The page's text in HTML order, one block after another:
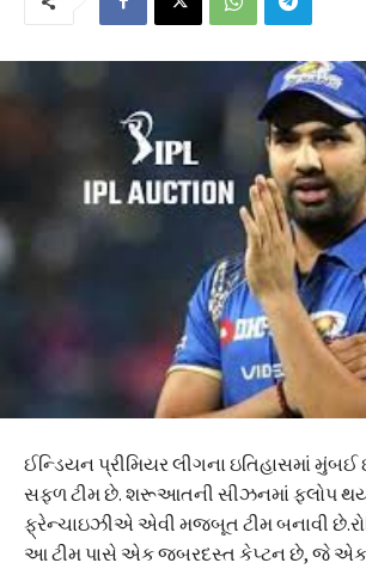
ઈન્ડિયન પ્રીમિયર લીગના ઇતિહાસમાં મુંબઈ
સફળ ટીમ છે. શરૂઆતની સીઝનમાં ફ્લોપ
ફ્રેન્ચાઇઝીએ એવી મજબૂત ટીમ બનાવી
આ ટીમ પાસે એક જબરદસ્ત કેપ્ટન છે, જે